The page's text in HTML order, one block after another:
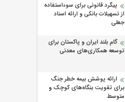
پیگرد قانونی برای سوءاستفاده
از تسهیلات بانکی و ارائه اسناد
جعلی
گام بلند ایران و پاکستان برای
توسعه همکاری‌های معدنی
ارائه پوشش بیمه خطر جنگ
برای تقویت بنگاه‌های کوچک و
متوسط